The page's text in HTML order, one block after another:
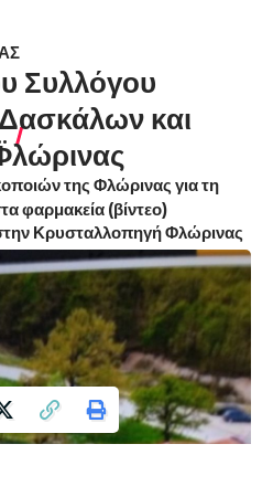
της Φλώρινας για τη
φαρμακεία (βίντεο)
Κρυσταλλοπηγή Φλώρινας
Συλλόγου Φλώρινας για
υγείας
Φλώρινας Αθανάσιου
της 25ης Μαρτίου 1821
των Υπαλλήλων της Π.Ε.
διαμαρτυρίας για το κόστος
Συλλόγου
και